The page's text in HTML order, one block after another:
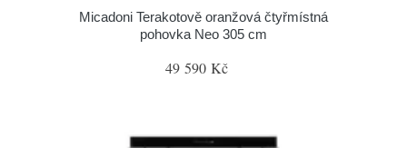
Micadoni Terakotově oranžová čtyřmístná
pohovka Neo 305 cm
49 590 Kč